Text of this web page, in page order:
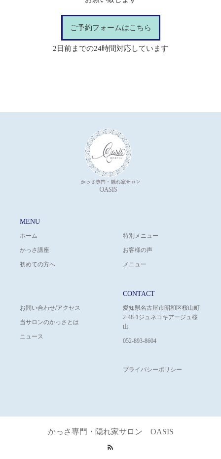
ご予約フォームはこちら
2日前までの24時間対応しています
MENU
ホーム
かっさ講座
初めての方へ
特別メニュー
お客様の声
メニュー
お問い合わせ/アクセス
当サロンのかっさとは
ニュース
CONTACT
愛知県名古屋市昭和区桜山町
2-48-1ジュネコキアージュ桜
山
052-893-8604
プライバシーポリシー
かっさ専門・隠れ家サロン OASIS